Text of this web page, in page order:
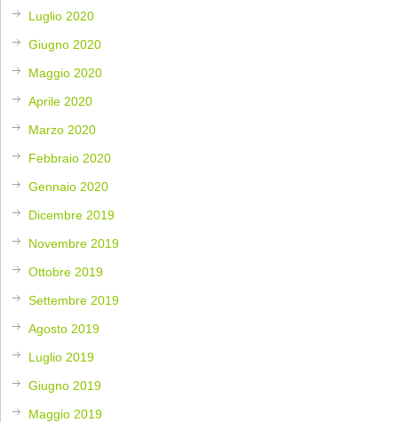
Luglio 2020
Giugno 2020
Maggio 2020
Aprile 2020
Marzo 2020
Febbraio 2020
Gennaio 2020
Dicembre 2019
Novembre 2019
Ottobre 2019
Settembre 2019
Agosto 2019
Luglio 2019
Giugno 2019
Maggio 2019